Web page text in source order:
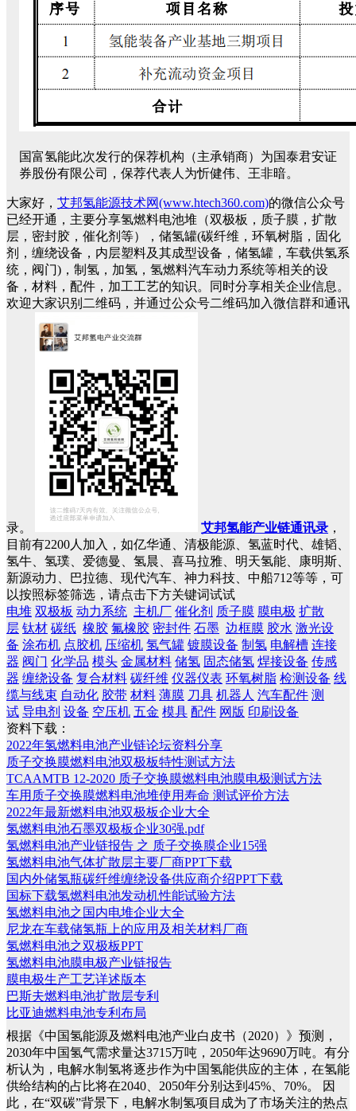
国富氢能此次发行的保荐机构（主承销商）为国泰君安证
券股份有限公司，保荐代表人为忻健伟、王非暗。
大家好， 艾邦氢能源技术网(www.htech360.com)的微信公众号
已经开通，主要分享氢燃料电池堆（双极板，质子膜，扩散
层，密封胶，催化剂等），储氢罐(碳纤维，环氧树脂，固化
剂，缠绕设备，内层塑料及其成型设备，储氢罐，车载供氢系
统，阀门)，制氢，加氢，氢燃料汽车动力系统等相关的设
备，材料，配件，加工工艺的知识。同时分享相关企业信息。
欢迎大家识别二维码，并通过公众号二维码加入微信群和通讯
录。 艾邦氢能产业链通讯录 ，
目前有2200人加入，如亿华通、清极能源、氢蓝时代、雄韬、
氢牛、氢璞、爱德曼、氢晨、喜马拉雅、明天氢能、康明斯、
新源动力、巴拉德、现代汽车、神力科技、中船712等等，可
以按照标签筛选，请点击下方关键词试试
电堆 双极板 动力系统 主机厂 催化剂 质子膜 膜电极 扩散
层 钛材 碳纸 橡胶 氟橡胶 密封件 石墨 边框膜 胶水 激光设
备 涂布机 点胶机 压缩机 氢气罐 镀膜设备 制氢 电解槽 连接
器 阀门 化学品 模头 金属材料 储氢 固态储氢 焊接设备 传感
器 缠绕设备 复合材料 碳纤维 仪器仪表 环氧树脂 检测设备 线
缆与线束 自动化 胶带 材料 薄膜 刀具 机器人 汽车配件 测
试 导电剂 设备 空压机 五金 模具 配件 网版 印刷设备
资料下载：
2022年氢燃料电池产业链论坛资料分享
质子交换膜燃料电池双极板特性测试方法
TCAAMTB 12-2020 质子交换膜燃料电池膜电极测试方法
车用质子交换膜燃料电池堆使用寿命 测试评价方法
2022年最新燃料电池双极板企业大全
氢燃料电池石墨双极板企业30强.pdf
氢燃料电池产业链报告 之 质子交换膜企业15强
氢燃料电池气体扩散层主要厂商PPT下载
国内外储氢瓶碳纤维缠绕设备供应商介绍PPT下载
国标下载氢燃料电池发动机性能试验方法
氢燃料电池之国内电堆企业大全
尼龙在车载储氢瓶上的应用及相关材料厂商
氢燃料电池之双极板PPT
氢燃料电池膜电极产业链报告
膜电极生产工艺详述版本
巴斯夫燃料电池扩散层专利
比亚迪燃料电池专利布局
根据《中国氢能源及燃料电池产业白皮书（2020）》预测，
2030年中国氢气需求量达3715万吨，2050年达9690万吨。有分
析认为，电解水制氢将逐步作为中国氢能供应的主体，在氢能
供给结构的占比将在2040、2050年分别达到45%、70%。
因
此，在“双碳”背景下，电解水制氢项目成为了市场关注的热点